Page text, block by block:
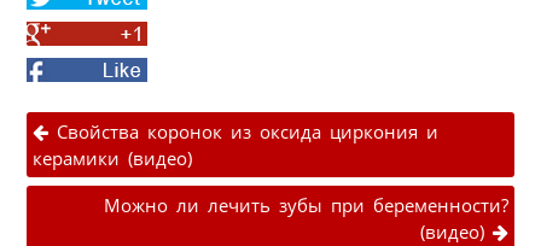
on
Twitter
Share
on
Google+
Facebook
Навігація публікаціями
Свойства коронок из оксида циркония и
керамики (видео)
Можно ли лечить зубы при беременности?
(видео)